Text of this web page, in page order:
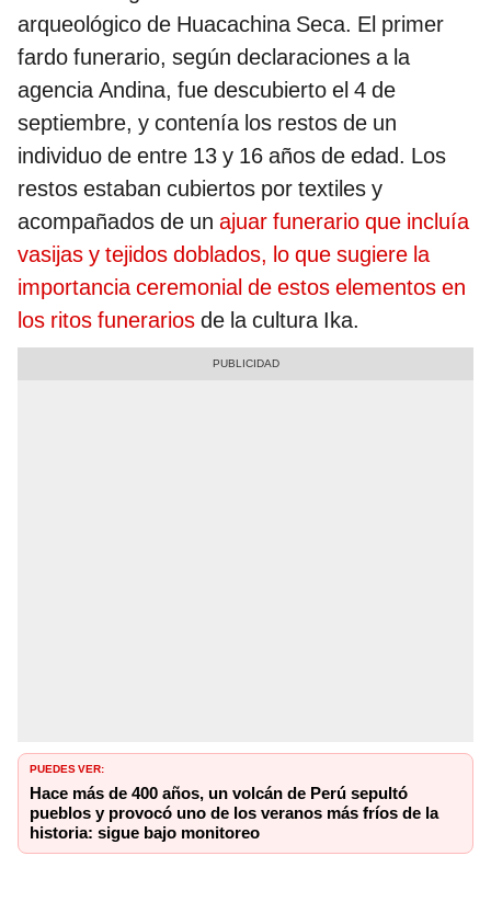
arqueológico de Huacachina Seca. El primer
fardo funerario, según declaraciones a la
agencia Andina, fue descubierto el 4 de
septiembre, y contenía los restos de un
individuo de entre 13 y 16 años de edad. Los
restos estaban cubiertos por textiles y
acompañados de un ajuar funerario que incluía
vasijas y tejidos doblados, lo que sugiere la
importancia ceremonial de estos elementos en
los ritos funerarios de la cultura Ika.
PUEDES VER:
Hace más de 400 años, un volcán de Perú sepultó
pueblos y provocó uno de los veranos más fríos de la
historia: sigue bajo monitoreo